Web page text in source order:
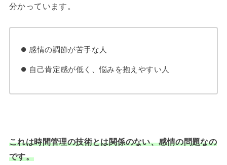
分かっています。
感情の調節が苦手な人
自己肯定感が低く、悩みを抱えやすい人
これは時間管理の技術とは関係のない、感情の問題なの
です。